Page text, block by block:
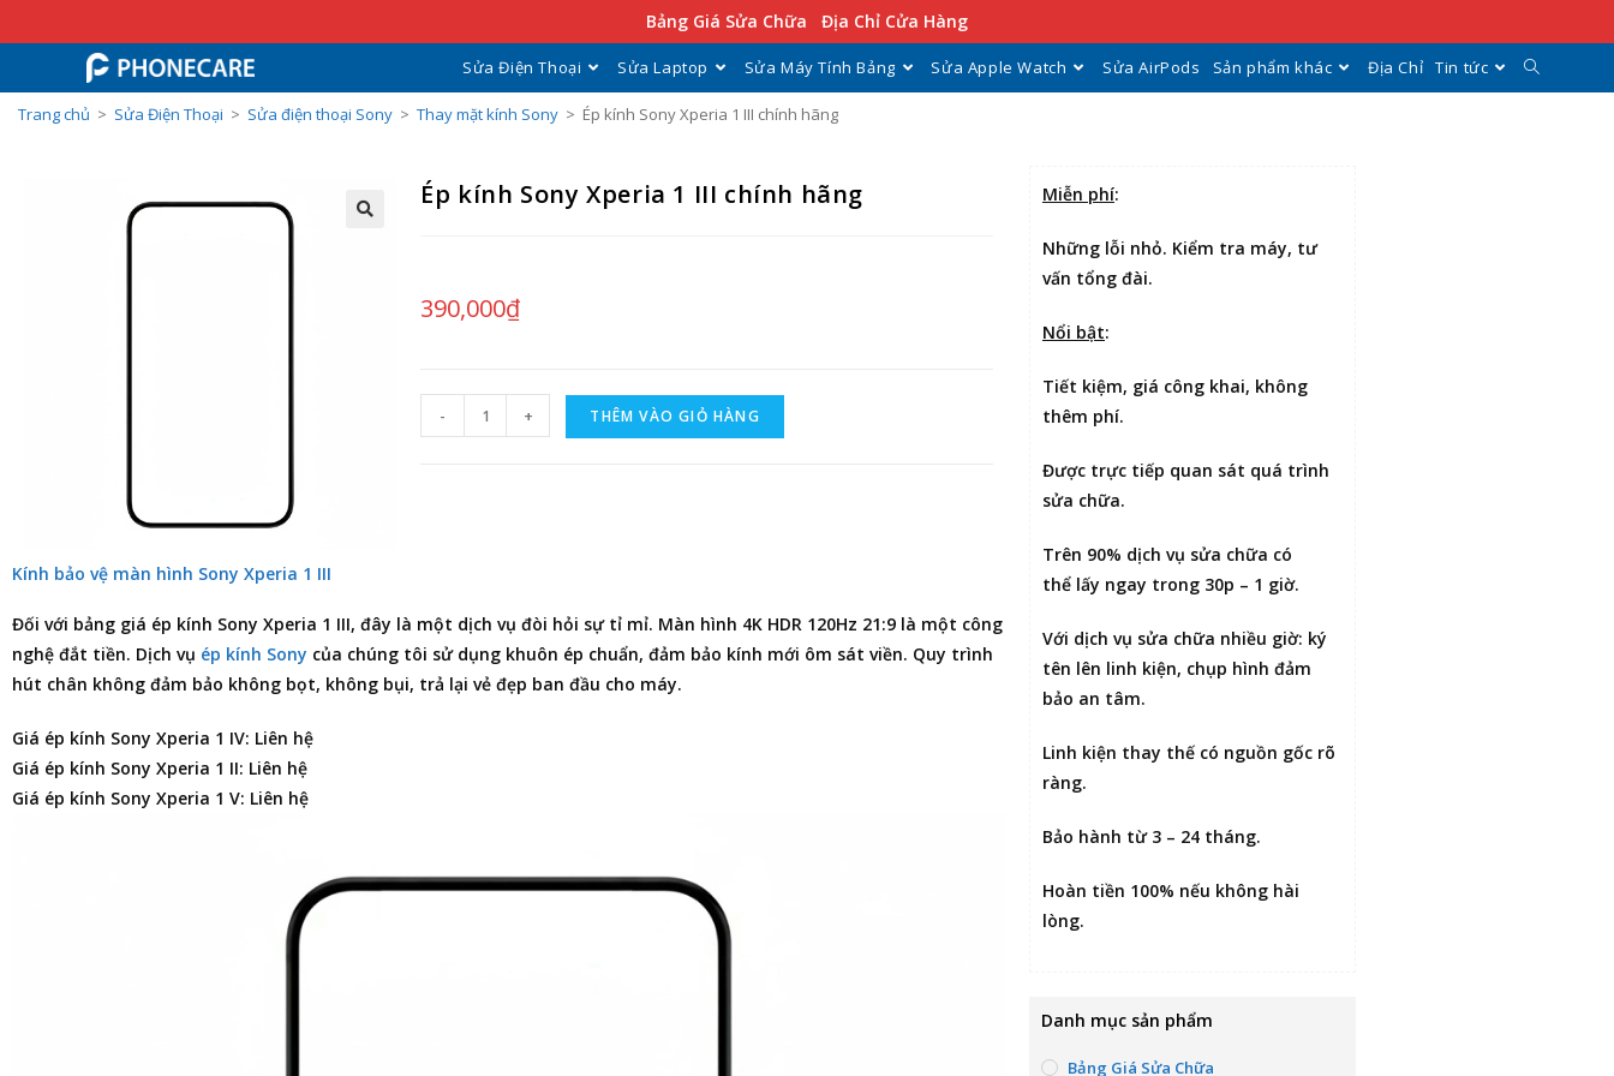
Bảng Giá Sửa Chữa Địa Chỉ Cửa Hàng
Sửa Điện Thoại Sửa Laptop Sửa Máy Tính Bảng Sửa Apple Watch Sửa AirPods Sản phẩm khác Địa Chỉ Tin tức
Trang chủ > Sửa Điện Thoại > Sửa điện thoại Sony > Thay mặt kính Sony > Ép kính Sony Xperia 1 III chính hãng
Ép kính Sony Xperia 1 III chính hãng
390,000₫
- + THÊM VÀO GIỎ HÀNG
Kính bảo vệ màn hình Sony Xperia 1 III
Đối với bảng giá ép kính Sony Xperia 1 III, đây là một dịch vụ đòi hỏi sự tỉ mỉ. Màn hình 4K HDR 120Hz 21:9 là một công
nghệ đắt tiền. Dịch vụ ép kính Sony của chúng tôi sử dụng khuôn ép chuẩn, đảm bảo kính mới ôm sát viền. Quy trình
hút chân không đảm bảo không bọt, không bụi, trả lại vẻ đẹp ban đầu cho máy.
Giá ép kính Sony Xperia 1 IV: Liên hệ
Giá ép kính Sony Xperia 1 II: Liên hệ
Giá ép kính Sony Xperia 1 V: Liên hệ
Miễn phí:
Những lỗi nhỏ. Kiểm tra máy, tư
vấn tổng đài.
Nổi bật:
Tiết kiệm, giá công khai, không
thêm phí.
Được trực tiếp quan sát quá trình
sửa chữa.
Trên 90% dịch vụ sửa chữa có
thể lấy ngay trong 30p – 1 giờ.
Với dịch vụ sửa chữa nhiều giờ: ký
tên lên linh kiện, chụp hình đảm
bảo an tâm.
Linh kiện thay thế có nguồn gốc rõ
ràng.
Bảo hành từ 3 – 24 tháng.
Hoàn tiền 100% nếu không hài
lòng.
Danh mục sản phẩm
Bảng Giá Sửa Chữa